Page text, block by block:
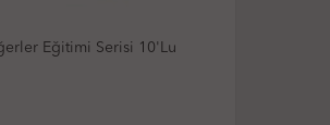
Eğitimi Serisi 10'Lu